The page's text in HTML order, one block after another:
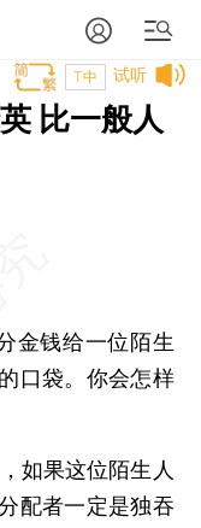
试听
T中
比一般人
钱给一位陌生
口袋。你会怎样
如果这位陌生人
配者一定是独吞